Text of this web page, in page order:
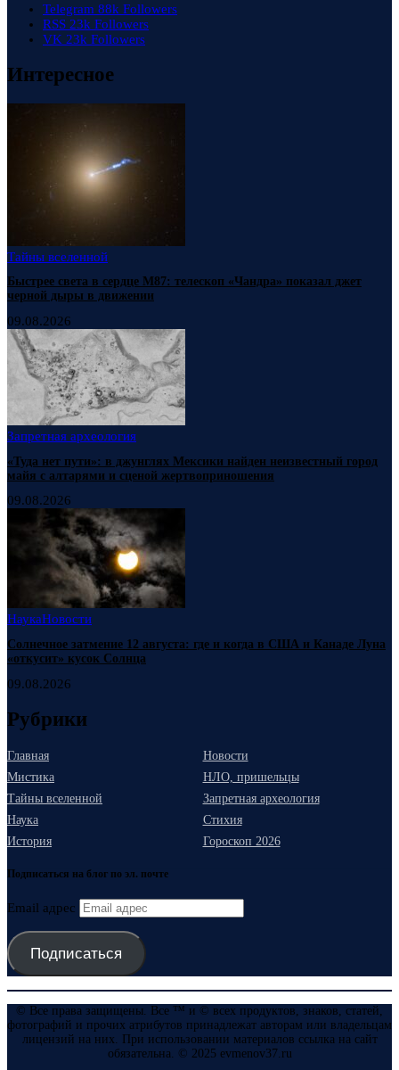
Telegram 88k Followers
RSS 23k Followers
VK 23k Followers
Интересное
Тайны вселенной
Быстрее света в сердце М87: телескоп «Чандра» показал джет
черной дыры в движении
09.08.2026
Запретная археология
«Туда нет пути»: в джунглях Мексики найден неизвестный город
майя с алтарями и сценой жертвоприношения
09.08.2026
НаукаНовости
Солнечное затмение 12 августа: где и когда в США и Канаде Луна
«откусит» кусок Солнца
09.08.2026
Рубрики
Главная
Новости
Мистика
НЛО, пришельцы
Тайны вселенной
Запретная археология
Наука
Стихия
История
Гороскоп 2026
Подписаться на блог по эл. почте
Email адрес
Подписаться
© Все права защищены. Все ™ и © всех продуктов, знаков, статей,
фотографий и прочих атрибутов принадлежат авторам или владельцам
лицензий на них. При использовании материалов ссылка на сайт
обязательна. © 2025 evmenov37.ru